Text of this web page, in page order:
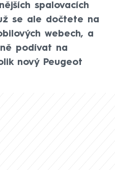
spalovacích
se ale dočtete na
webech, a
podívat na
nový Peugeot